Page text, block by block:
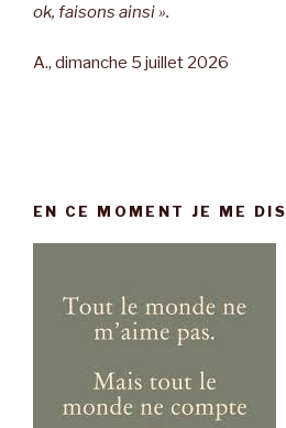
ok, faisons ainsi ».
A., dimanche 5 juillet 2026
EN CE MOMENT JE ME DIS